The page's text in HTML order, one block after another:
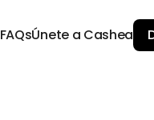
FAQsÚnete a Cashea